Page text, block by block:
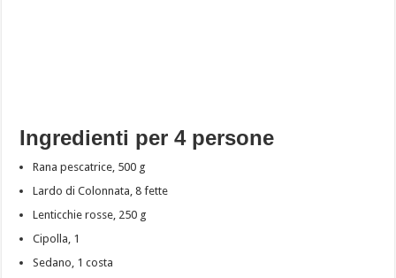
Ingredienti per 4 persone
Rana pescatrice, 500 g
Lardo di Colonnata, 8 fette
Lenticchie rosse, 250 g
Cipolla, 1
Sedano, 1 costa